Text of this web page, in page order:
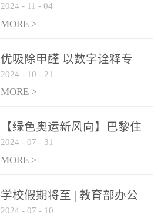
勇敢破局向“新”
2024 - 11 - 04
MORE >
优吸除甲醛 以数字诠释专
业，尽显除醛品牌实力！
2024 - 10 - 21
MORE >
【绿色奥运新风向】巴黎住
宿风波：优吸环保共建健康
绿色家居
2024 - 07 - 31
MORE >
学校假期将至 | 教育部办公
厅关于加强学校新建校舍室
2024 - 07 - 10